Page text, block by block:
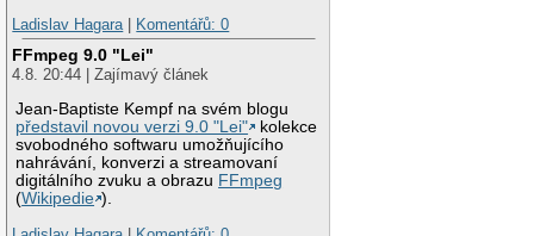
Ladislav Hagara
Komentářů: 0
FFmpeg 9.0 "Lei"
4.8. 20:44 | Zajímavý článek
Jean-Baptiste Kempf na svém blogu
představil novou verzi 9.0 "Lei"
kolekce
svobodného softwaru umožňujícího
nahrávání, konverzi a streamovaní
digitálního zvuku a obrazu FFmpeg
(Wikipedie ).